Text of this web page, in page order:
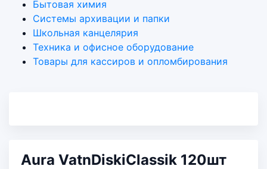
Бытовая химия
Системы архивации и папки
Школьная канцелярия
Техника и офисное оборудование
Товары для кассиров и опломбирования
Aura VatnDiskiClassik 120шт